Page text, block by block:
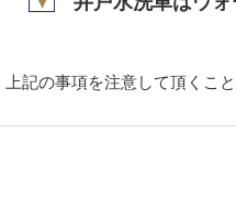
上記の事項を注意して頂くこ